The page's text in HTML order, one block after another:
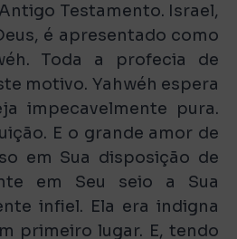
Testamento. Israel,
é apresentado como
Toda a profecia de
motivo. Yahwéh espera
impecavelmente pura.
E o grande amor de
em Sua disposição de
em Seu seio a Sua
infiel. Ela era indigna
primeiro lugar. E, tendo